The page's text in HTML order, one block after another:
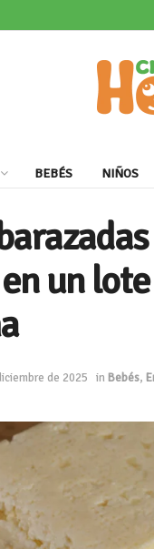
BEBÉS NIÑOS
un
de 2025 in Bebés,